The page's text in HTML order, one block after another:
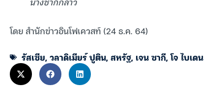
โดย สำนักข่าวอินโฟเควสท์ (24 ธ.ค. 64)
รัสเซีย,วลาดิเมียร์ ปูติน,สหรัฐ, เจน ซากี,โจ ไบเดน